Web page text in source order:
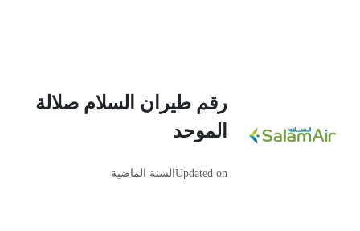
رقم طيران السلام صلالة
الموحد
Updated on السنة الماضية